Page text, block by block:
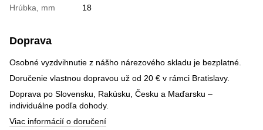
Hrúbka, mm
18
Doprava
Osobné vyzdvihnutie z nášho nárezového skladu je bezplatné.
Doručenie vlastnou dopravou už od 20 € v rámci Bratislavy.
Doprava po Slovensku, Rakúsku, Česku a Maďarsku –
individuálne podľa dohody.
Viac informácií o doručení